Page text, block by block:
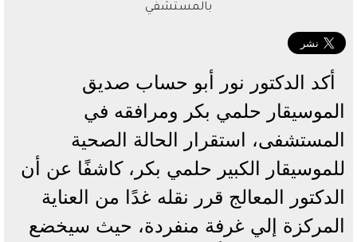
بالمستشفي
أكد الدكتور نور أبو حساب صديق
الموسيقار حلمي بكر ومرافقه في
المستشفى، استقرار الحالة الصحية
للموسيقار الكبير حلمي بكر، كاشفًا عن أن
الدكتور المعالج قرر نقله غدًا من العناية
المركزة إلي غرفة منفردة، حيث سيخضع